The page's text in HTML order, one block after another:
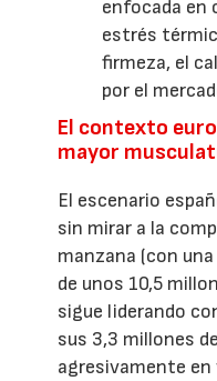
enfocada en
estrés
firmeza, el
por el
El contexto
mayor
El escenario
sin mirar a la
manzana (con
de unos 10,5
sigue liderando
sus 3,3 millones
agresivamente